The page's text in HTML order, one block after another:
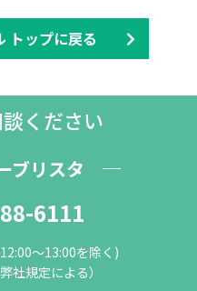
トップに戻る
ください
ブリスタ
6111
～13:00を除く)
社規定による）